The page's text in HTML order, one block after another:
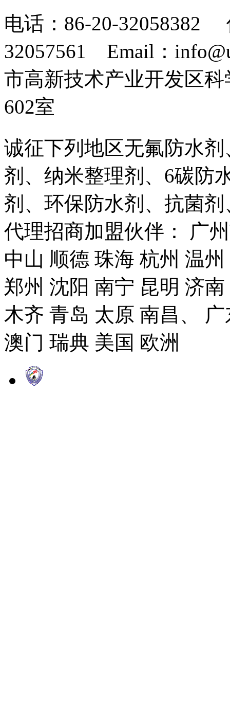
电话：86-20-32058382
32057561 Email：
市高新技术产业开发区
602室
诚征下列地区无氟防水
剂、纳米整理剂、6碳防
剂、环保防水剂、抗菌
代理招商加盟伙伴： 广
中山 顺德 珠海 杭州 温
郑州 沈阳 南宁 昆明 济
木齐 青岛 太原 南昌、
澳门 瑞典 美国 欧洲